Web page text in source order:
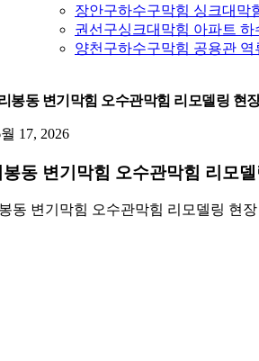
장안구하수구막힘 싱크대막
권선구싱크대막힘 아파트 하
양천구하수구막힘 공용관 역
봉동 변기막힘 오수관막힘 리모델링 현
17, 2026
동 변기막힘 오수관막힘 리모
동 변기막힘 오수관막힘 리모델링 현